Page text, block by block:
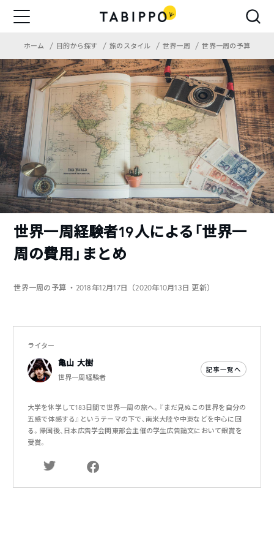
ホーム 目的から探す 旅のスタイル 世界一周 世界一周の予算
世界一周経験者19人による「世界一
周の費用」まとめ
世界一周の予算 ・2018年12月17日（2020年10月13日 更新）
ライター
亀山 大樹
世界一周経験者
記事一覧へ
大学を休学して183日間で世界一周の旅へ。『まだ見ぬこの世界を自分の
五感で体感する』というテーマの下で、南米大陸や中東などを中心に回
る。帰国後、日本広告学会関東部会主催の学生広告論文において銀賞を
受賞。